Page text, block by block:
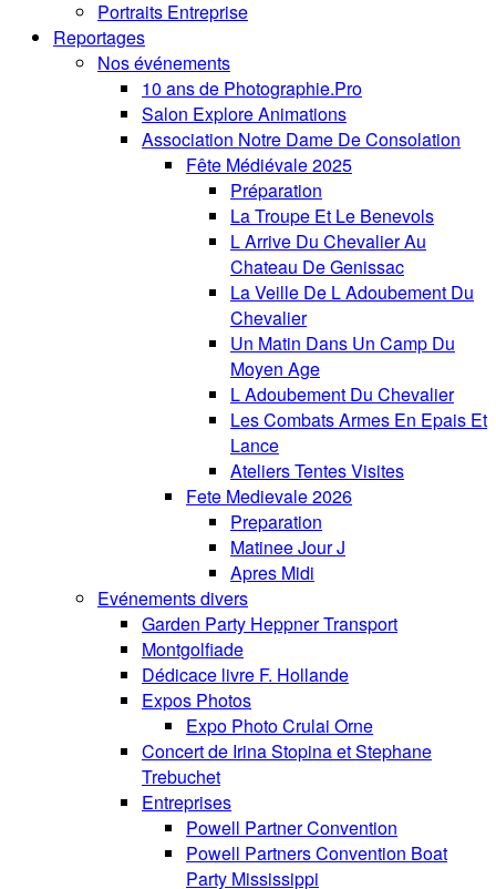
Portraits Entreprise
Reportages
Nos événements
10 ans de Photographie.Pro
Salon Explore Animations
Association Notre Dame De Consolation
Fête Médiévale 2025
Préparation
La Troupe Et Le Benevols
L Arrive Du Chevalier Au
Chateau De Genissac
La Veille De L Adoubement Du
Chevalier
Un Matin Dans Un Camp Du
Moyen Age
L Adoubement Du Chevalier
Les Combats Armes En Epais Et
Lance
Ateliers Tentes Visites
Fete Medievale 2026
Preparation
Matinee Jour J
Apres Midi
Evénements divers
Garden Party Heppner Transport
Montgolfiade
Dédicace livre F. Hollande
Expos Photos
Expo Photo Crulai Orne
Concert de Irina Stopina et Stephane
Trebuchet
Entreprises
Powell Partner Convention
Powell Partners Convention Boat
Party Mississippi